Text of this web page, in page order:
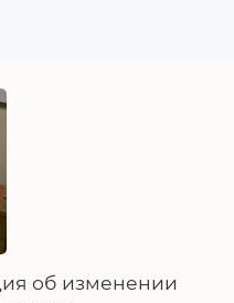
об изменении